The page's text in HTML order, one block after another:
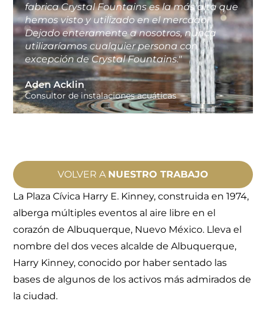
fabrica Crystal Fountains es la más alta que
hemos visto y utilizado en el mercado.
Dejado enteramente a nosotros, nunca
utilizaríamos cualquier persona con
excepción de Crystal Fountains."
Aden Acklin
Consultor de instalaciones acuáticas
VOLVER A NUESTRO TRABAJO
La Plaza Cívica Harry E. Kinney, construida en 1974,
alberga múltiples eventos al aire libre en el
corazón de Albuquerque, Nuevo México. Lleva el
nombre del dos veces alcalde de Albuquerque,
Harry Kinney, conocido por haber sentado las
bases de algunos de los activos más admirados de
la ciudad.